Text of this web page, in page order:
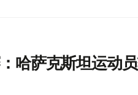
哈萨克斯坦运动